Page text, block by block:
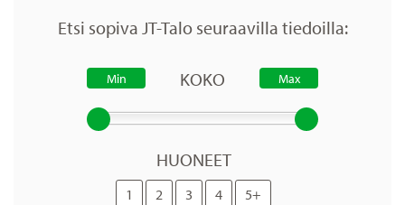
Etsi sopiva JT-Talo seuraavilla tiedoilla:
KOKO
HUONEET
1 2 3 4 5+